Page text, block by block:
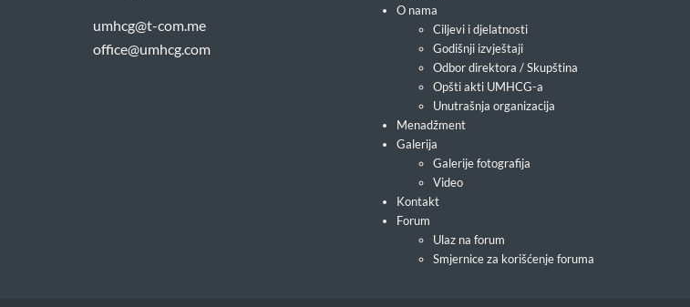
umhcg@t-com.me
office@umhcg.com
O nama
Ciljevi i djelatnosti
Godišnji izvještaji
Odbor direktora / Skupština
Opšti akti UMHCG-a
Unutrašnja organizacija
Menadžment
Galerija
Galerije fotografija
Video
Kontakt
Forum
Ulaz na forum
Smjernice za korišćenje foruma